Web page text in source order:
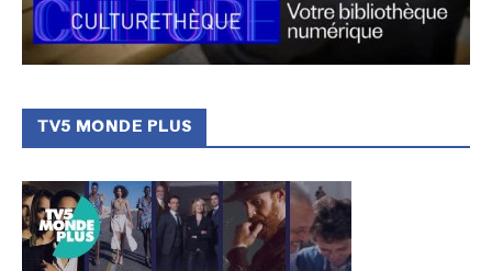
TV5 MONDE PLUS